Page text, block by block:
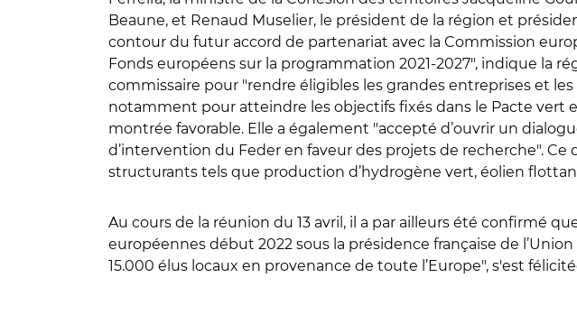
Beaune, et Renaud Muselier, le président de la région et
contour du futur accord de partenariat avec la Commission
Fonds européens sur la programmation 2021-2027", indique la
commissaire pour "rendre éligibles les grandes entreprises et
notamment pour atteindre les objectifs fixés dans le Pacte vert
montrée favorable. Elle a également "accepté d’ouvrir un
d’intervention du Feder en faveur des projets de recherche".
structurants tels que production d’hydrogène vert, éolien
Au cours de la réunion du 13 avril, il a par ailleurs été confirmé
européennes début 2022 sous la présidence française de
15.000 élus locaux en provenance de toute l’Europe", s'est